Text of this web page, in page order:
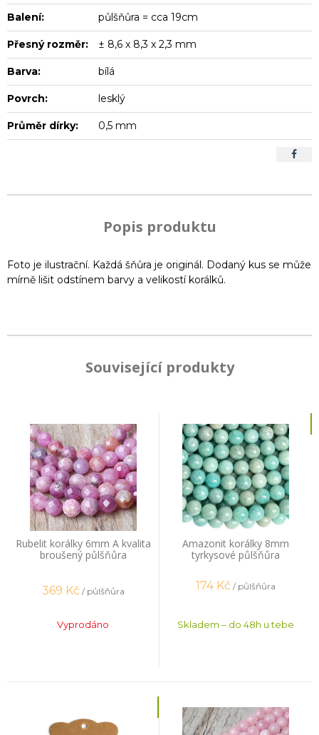
Balení: půlšňůra = cca 19cm
Přesný rozměr: ± 8,6 x 8,3 x 2,3 mm
Barva: bílá
Povrch: lesklý
Průměr dírky: 0,5 mm
Popis produktu
Foto je ilustrační. Každá šňůra je originál. Dodaný kus se může
mírně lišit odstínem barvy a velikostí korálků.
Související produkty
Rubelit korálky 6mm A kvalita
broušený půlšňůra
369 Kč / půlšňůra
Vyprodáno
Amazonit korálky 8mm
tyrkysové půlšňůra
174 Kč / půlšňůra
Skladem – do 48h u tebe